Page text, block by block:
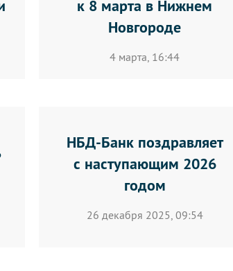
к 8 марта в Нижнем
Новгороде
4 марта, 16:44
НБД-Банк поздравляет
с наступающим 2026
годом
26 декабря 2025, 09:54